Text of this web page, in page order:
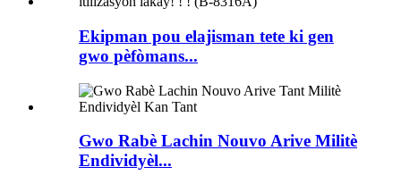
Ekipman pou elajisman tete ki gen
gwo pèfòmans...
Gwo Rabè Lachin Nouvo Arive Militè
Endividyèl...